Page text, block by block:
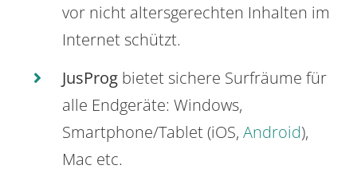
vor nicht altersgerechten Inhalten im
Internet schützt.
JusProg bietet sichere Surfräume für
alle Endgeräte: Windows,
Smartphone/Tablet (iOS, Android),
Mac etc.